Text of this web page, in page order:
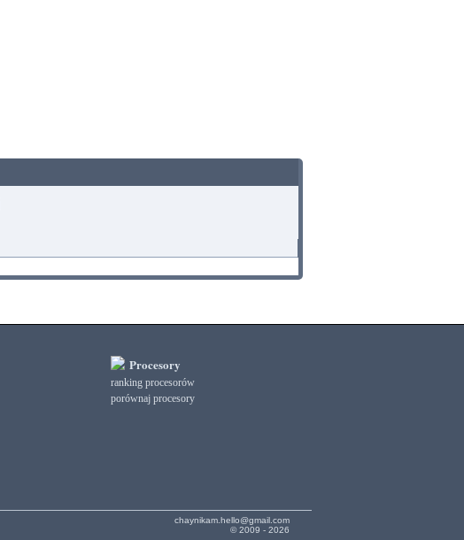
Procesory
ranking procesorów
porównaj procesory
chaynikam.hello@gmail.com
© 2009 - 2026